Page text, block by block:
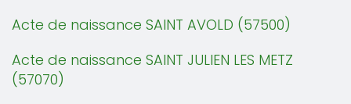
Acte de naissance SAINT AVOLD (57500)
Acte de naissance SAINT JULIEN LES METZ
(57070)